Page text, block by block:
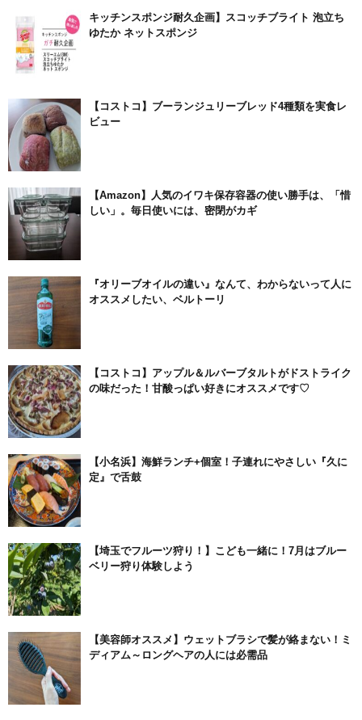
キッチンスポンジ耐久企画】スコッチブライト 泡立ち
ゆたか ネットスポンジ
【コストコ】ブーランジュリーブレッド4種類を実食レ
ビュー
【Amazon】人気のイワキ保存容器の使い勝手は、「惜
しい」。毎日使いには、密閉がカギ
『オリーブオイルの違い』なんて、わからないって人に
オススメしたい、ベルトーリ
【コストコ】アップル＆ルバーブタルトがドストライク
の味だった！甘酸っぱい好きにオススメです♡
【小名浜】海鮮ランチ+個室！子連れにやさしい『久に
定』で舌鼓
【埼玉でフルーツ狩り！】こども一緒に！7月はブルー
ベリー狩り体験しよう
【美容師オススメ】ウェットブラシで髪が絡まない！ミ
ディアム～ロングヘアの人には必需品